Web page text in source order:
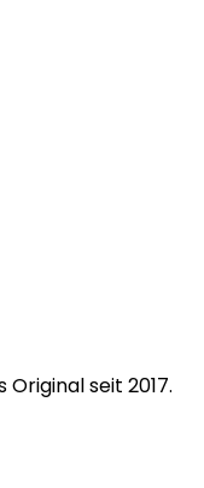
Original seit 2017.